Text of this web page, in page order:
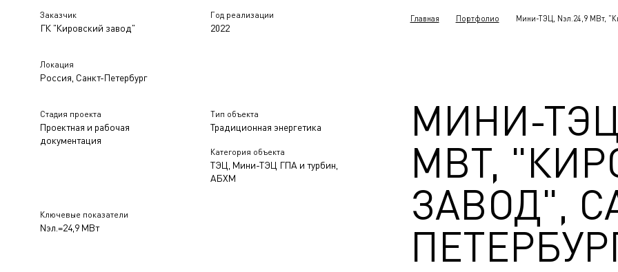
Заказчик
ГК "Кировский завод"
Год реализации
2022
Локация
Россия, Санкт-Петербург
Стадия проекта
Проектная и рабочая
документация
Тип объекта
Традиционная энергетика
Категория объекта
ТЭЦ, Мини-ТЭЦ ГПА и турбин,
АБХМ
Ключевые показатели
Nэл.=24,9 МВт
Главная Портфолио Мини-ТЭЦ, Nэл.24,9 МВт,
МИНИ-
МВТ,
ЗАВОД",